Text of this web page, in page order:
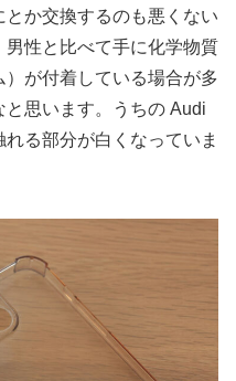
か交換するのも悪くない
性と比べて手に化学物質
）が付着している場合が多
思います。うちの Audi
る部分が白くなっていま